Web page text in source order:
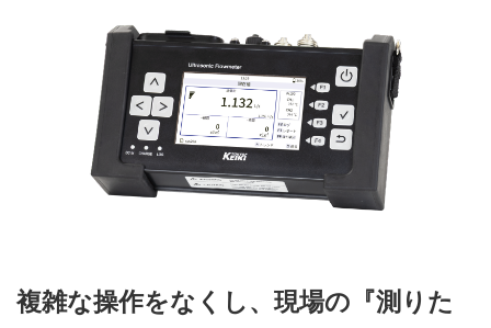
複雑な操作をなくし、現場の『測りた